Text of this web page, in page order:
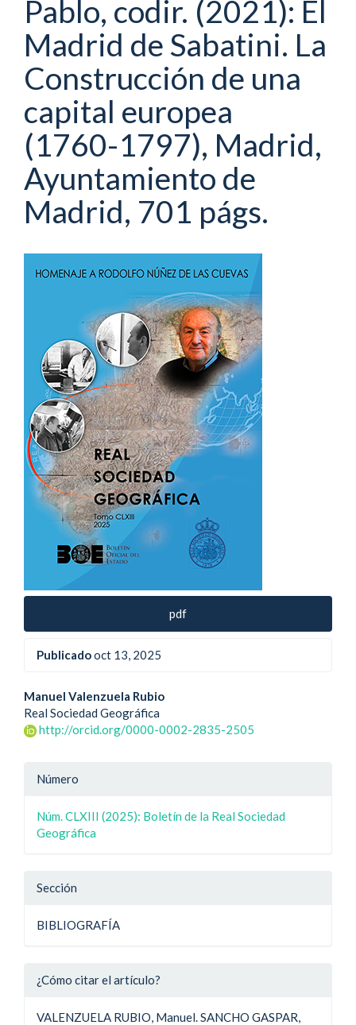
Pablo, codir. (2021): El
Madrid de Sabatini. La
Construcción de una
capital europea
(1760-1797), Madrid,
Ayuntamiento de
Madrid, 701 págs.
Barra
artículo
pdf
Publicadooct 13, 2025
Contenido
principal
artículo
Manuel Valenzuela Rubio
Real Sociedad Geográfica
http://orcid.org/0000-0002-2835-2505
Detalle
artículo
Número
Núm. CLXIII (2025): Boletín de la Real Sociedad
Geográfica
Sección
BIBLIOGRAFÍA
¿Cómo citar el artículo?
VALENZUELA RUBIO, Manuel. SANCHO GASPAR,